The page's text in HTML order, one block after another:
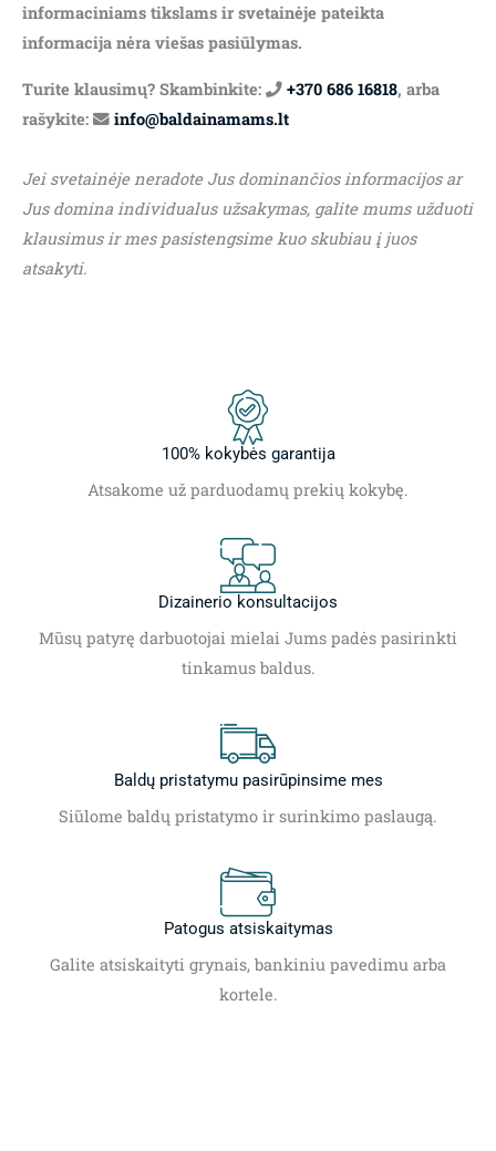
informaciniams tikslams ir svetainėje pateikta
informacija nėra viešas pasiūlymas.
Turite klausimų? Skambinkite: +370 686 16818, arba
rašykite:
info@baldainamams.lt
Jei svetainėje neradote Jus dominančios informacijos ar
Jus domina individualus užsakymas, galite mums užduoti
klausimus ir mes pasistengsime kuo skubiau į juos
atsakyti.
100% kokybės garantija
Atsakome už parduodamų prekių kokybę.
Dizainerio konsultacijos
Mūsų patyrę darbuotojai mielai Jums padės pasirinkti
tinkamus baldus.
Baldų pristatymu pasirūpinsime mes
Siūlome baldų pristatymo ir surinkimo paslaugą.
Patogus atsiskaitymas
Galite atsiskaityti grynais, bankiniu pavedimu arba
kortele.